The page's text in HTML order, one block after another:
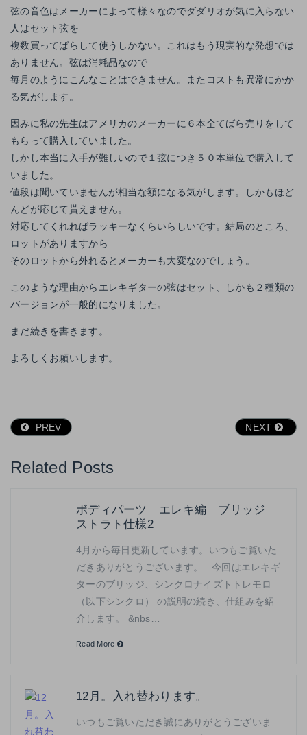
弦の音色はメーカーによって様々なのでダダリオが気に入らない
人はセット弦を
複数買ってばらして使うしかない。これはもう現実的な発想では
ありません。弦は消耗品なので
毎月のようにこんなことはできません。またコストも異常にかか
る気がします。
因みに私の先生はアメリカのメーカーに６本全てばら売りをして
もらって購入していました。
しかし本当に入手が難しいので１弦につき５０本単位で購入して
いました。
値段は聞いていませんが相当な額になる気がします。しかもほど
んどが応じて貰えません。
対応してくれればラッキーなくらいらしいです。結局のところ、
ロットがありますから
そのロットから外れるとメーカーも大変なのでしょう。
このような理由からエレキギターの弦はセット、しかも２種類の
バージョンが一般的になりました。
まだ続きを書きます。
よろしくお願いします。
PREV NEXT
Related Posts
ボディパーツ エレキ編 ブリッジ
ストラト仕様2
4月から毎日更新しています。いつもご覧いた
だきありがとうございます。 今回はエレキギ
ターのブリッジ、シンクロナイズトトレモロ
（以下シンクロ） の説明の続き、仕組みを紹
介します。 &nbs…
Read More
12月。入れ替わります。
いつもご覧いただき誠にありがとうございま